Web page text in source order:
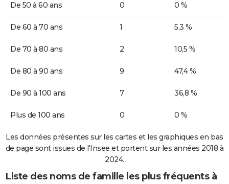
De 50 à 60 ans 0 0 %
De 60 à 70 ans 1 5,3 %
De 70 à 80 ans 2 10,5 %
De 80 à 90 ans 9 47,4 %
De 90 à 100 ans 7 36,8 %
Plus de 100 ans 0 0 %
Les données présentes sur les cartes et les graphiques en bas
de page sont issues de l'Insee et portent sur les années 2018 à
2024.
Liste des noms de famille les plus fréquents à